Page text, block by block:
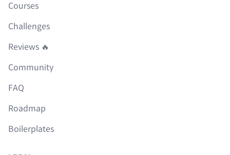
Courses
Challenges
Reviews 🔥
Community
FAQ
Roadmap
Boilerplates